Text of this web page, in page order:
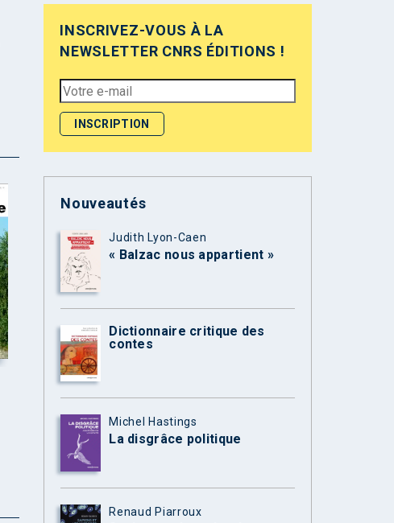
INSCRIVEZ-VOUS À LA
NEWSLETTER CNRS ÉDITIONS !
Nouveautés
Judith Lyon-Caen
« Balzac nous appartient »
Dictionnaire critique des
contes
Michel Hastings
La disgrâce politique
Renaud Piarroux